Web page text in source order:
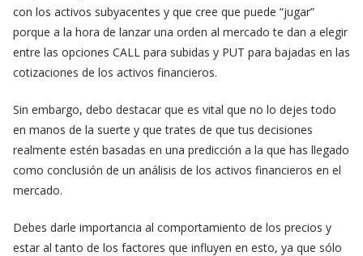
con los activos subyacentes y que cree que puede “jugar”
porque a la hora de lanzar una orden al mercado te dan a elegir
entre las opciones CALL para subidas y PUT para bajadas en las
cotizaciones de los activos financieros.
Sin embargo, debo destacar que es vital que no lo dejes todo
en manos de la suerte y que trates de que tus decisiones
realmente estén basadas en una predicción a la que has llegado
como conclusión de un análisis de los activos financieros en el
mercado.
Debes darle importancia al comportamiento de los precios y
estar al tanto de los factores que influyen en esto, ya que sólo